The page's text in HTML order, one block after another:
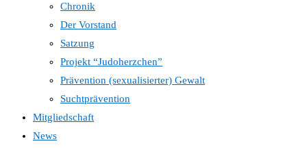
Chronik
Der Vorstand
Satzung
Projekt “Judoherzchen”
Prävention (sexualisierter) Gewalt
Suchtprävention
Mitgliedschaft
News